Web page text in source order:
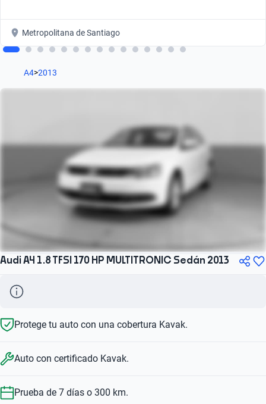
Metropolitana de Santiago
A4>2013
Audi A4 1.8 TFSI 170 HP MULTITRONIC Sedán 2013
Protege tu auto con una cobertura Kavak.
Auto con certificado Kavak.
Prueba de 7 días o 300 km.